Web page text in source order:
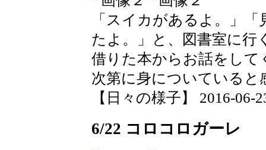
「スイカがあるよ。」
たよ。」と、図書室に行
借りた本からお話をして
次第に身についていると
【日々の様子】 2016-06-
6/22 コロコロガーレ